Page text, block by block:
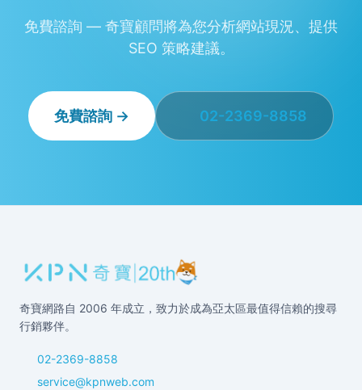
免費諮詢 — 奇寶顧問將為您分析網站現況、提供
SEO 策略建議。
免費諮詢 → 02-2369-8858
奇寶網路自 2006 年成立，致力於成為亞太區最值得信賴的搜尋
行銷夥伴。
02-2369-8858
service@kpnweb.com